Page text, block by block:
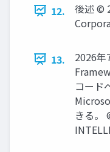
12.
後述 ©
13.
2026
コード
きる。